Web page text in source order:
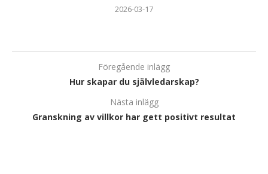
2026-03-17
Föregående inlägg
Hur skapar du självledarskap?
Nästa inlägg
Granskning av villkor har gett positivt resultat